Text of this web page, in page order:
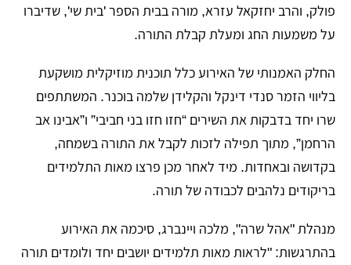
פולק, והרב יחזקאל עזרא, מורה בבית הספר 'בית שי', שדיברו
על משמעות החג ומעלת קבלת התורה.
החלק האמנותי של האירוע כלל תוכנית מוזיקלית מושקעת
בליווי הזמר סנדי דינקל והקלידן שלמה בוכנר. המשתתפים
שרו יחד בדבקות את השירים “חזו חזו בני חביבי” ו”אבינו אב
הרחמן”, מתוך תפילה לזכות לקבל את התורה בשמחה,
בקדושה ובאחדות. מיד לאחר מכן פרצו מאות התלמידים
בריקודים נלהבים לכבודה של תורה.
מנהלת "אהל שרה", מלכה ויינברג, סיכמה את האירוע
בהתרגשות: "לראות מאות תלמידים יושבים יחד ולומדים תורה